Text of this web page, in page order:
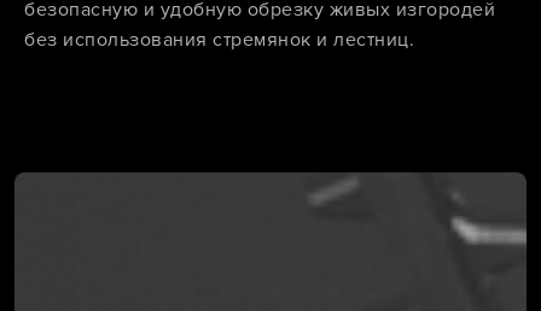
безопасную и удобную обрезку живых изгородей
без использования стремянок и лестниц.